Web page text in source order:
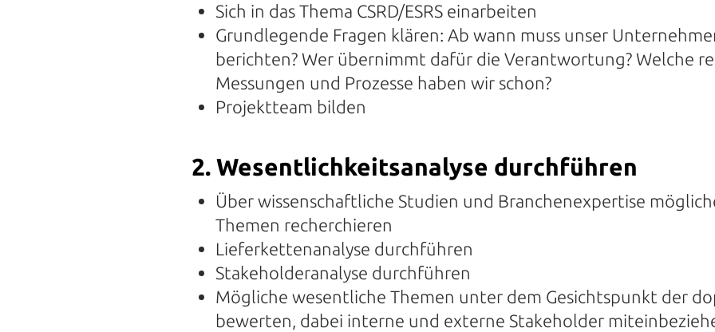
Sich in das Thema CSRD/ESRS einarbeiten
Grundlegende Fragen klären: Ab wann muss unser
berichten? Wer übernimmt dafür die Verantwortung? Welche
Messungen und Prozesse haben wir schon?
Projektteam bilden
2. Wesentlichkeitsanalyse durchführen
Über wissenschaftliche Studien und Branchenexpertise
Themen recherchieren
Lieferkettenanalyse durchführen
Stakeholderanalyse durchführen
Mögliche wesentliche Themen unter dem Gesichtspunkt der
bewerten, dabei interne und externe Stakeholder